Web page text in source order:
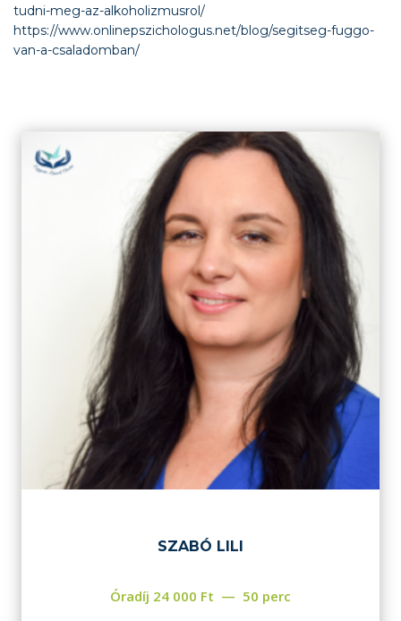
tudni-meg-az-alkoholizmusrol/
https://www.onlinepszichologus.net/blog/segitseg-fuggo-
van-a-csaladomban/
SZABÓ LILI
Óradíj 24 000 Ft 50 perc